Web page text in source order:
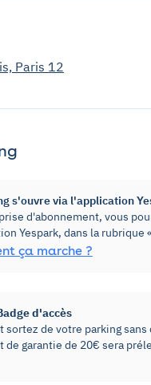
Paris 12
s'ouvre via l'application
d'abonnement, vous
Yespark, dans la rubrique
ça marche ?
d'accès
sortez de votre parking
de garantie de 20€ sera